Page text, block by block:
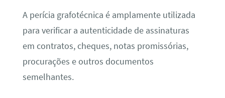
A perícia grafotécnica é amplamente utilizada
para verificar a autenticidade de assinaturas
em contratos, cheques, notas promissórias,
procurações e outros documentos
semelhantes.